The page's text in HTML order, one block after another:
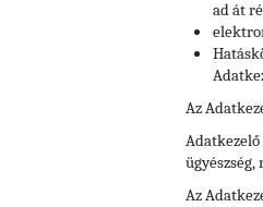
ad át
Az
Adatkezelő
ügyészség,
Az